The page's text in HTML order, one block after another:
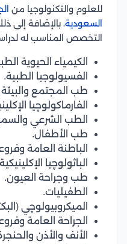
للعلوم والتكنولوجيا من
السعودية، بالإضافة إلى
التخصص المناسب له
الكيمياء الحيوية
الفسيولوجيا الطبية.
طب المجتمع
الفارماكولوچيا
الطب الشرعي
طب الأطفال.
الباطنة العامة
الباثولوچيا
طب وجراحة العيون.
الطفيليات.
الميكروبيولوچي
الجراحة العامة
الأنف والأذن